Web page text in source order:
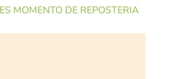
MOMENTO DE REPOSTERIA